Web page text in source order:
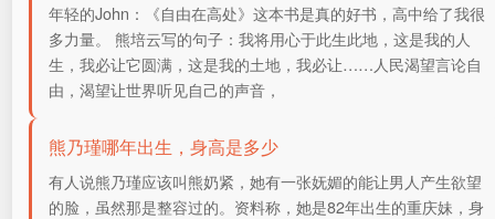
年轻的John：《自由在高处》这本书是真的好书，高中给了我很
多力量。 熊培云写的句子：我将用心于此生此地，这是我的人
生，我必让它圆满，这是我的土地，我必让……人民渴望言论自
由，渴望让世界听见自己的声音，
熊乃瑾哪年出生，身高是多少
有人说熊乃瑾应该叫熊奶紧，她有一张妩媚的能让男人产生欲望
的脸，虽然那是整容过的。资料称，她是82年出生的重庆妹，身